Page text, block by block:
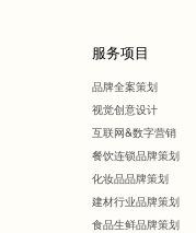
服务项目
品牌全案策划
视觉创意设计
互联网&数字营销
餐饮连锁品牌策划
化妆品品牌策划
建材行业品牌策划
食品生鲜品牌策划